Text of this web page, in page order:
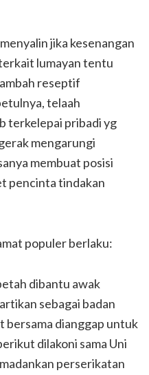
jika kesenangan
lumayan tentu
reseptif
telaah
terkelepai pribadi yg
mengarungi
membuat posisi
pencinta tindakan
populer berlaku:
dibantu awak
sebagai badan
bersama dianggap untuk
dilakoni sama Uni
perserikatan